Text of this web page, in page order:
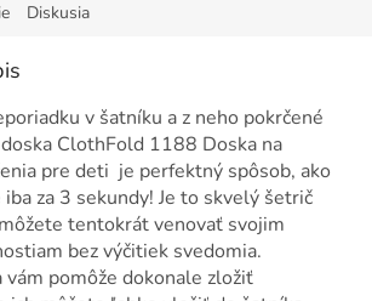
Diskusia
v šatníku a z neho pokrčené
ClothFold 1188 Doska na
pre deti je perfektný spôsob, ako
za 3 sekundy! Je to skvelý šetrič
tentokrát venovať svojim
bez výčitiek svedomia.
vám pomôže dokonale zložiť